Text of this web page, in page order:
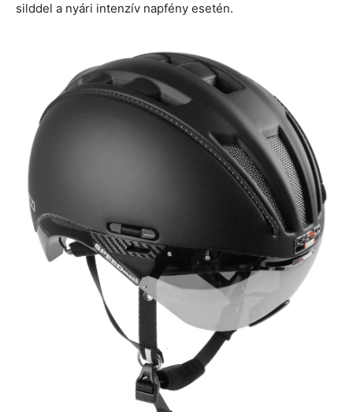
silddel a nyári intenzív napfény esetén.